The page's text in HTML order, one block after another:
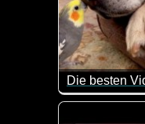
Die besten
Eine tolle